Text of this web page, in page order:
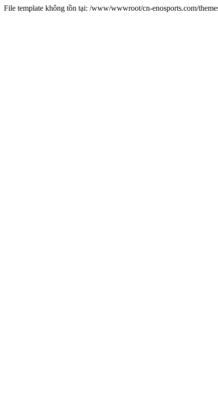
File template không tồn tại: /www/wwwroot/cn-enosports.com/